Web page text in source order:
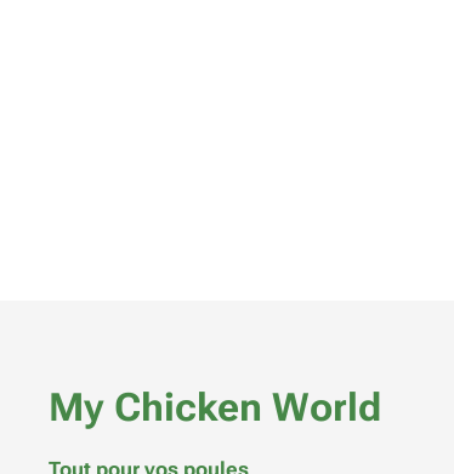
My Chicken World
Tout pour vos poules